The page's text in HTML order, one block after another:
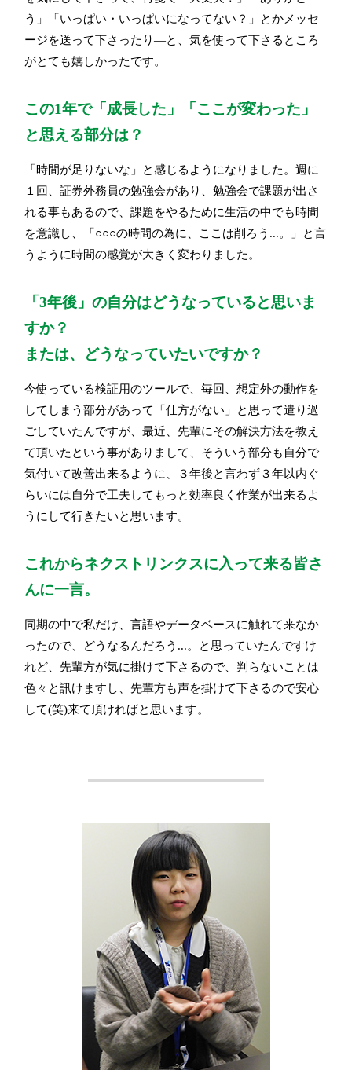
う」「いっぱい・いっぱいになってない？」とかメッセ
ージを送って下さったり―と、気を使って下さるところ
がとても嬉しかったです。
この1年で「成長した」「ここが変わった」
と思える部分は？
「時間が足りないな」と感じるようになりました。週に
１回、証券外務員の勉強会があり、勉強会で課題が出さ
れる事もあるので、課題をやるために生活の中でも時間
を意識し、「○○○の時間の為に、ここは削ろう...。」と言
うように時間の感覚が大きく変わりました。
「3年後」の自分はどうなっていると思いま
すか？
または、どうなっていたいですか？
今使っている検証用のツールで、毎回、想定外の動作を
してしまう部分があって「仕方がない」と思って遣り過
ごしていたんですが、最近、先輩にその解決方法を教え
て頂いたという事がありまして、そういう部分も自分で
気付いて改善出来るように、３年後と言わず３年以内ぐ
らいには自分で工夫してもっと効率良く作業が出来るよ
うにして行きたいと思います。
これからネクストリンクスに入って来る皆さ
んに一言。
同期の中で私だけ、言語やデータベースに触れて来なか
ったので、どうなるんだろう...。と思っていたんですけ
れど、先輩方が気に掛けて下さるので、判らないことは
色々と訊けますし、先輩方も声を掛けて下さるので安心
して(笑)来て頂ければと思います。